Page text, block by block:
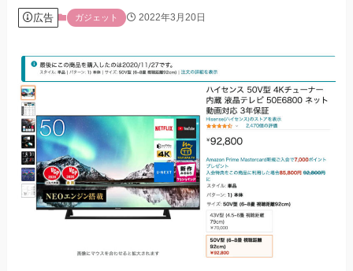
広告 ガジェット 2022年3月20日